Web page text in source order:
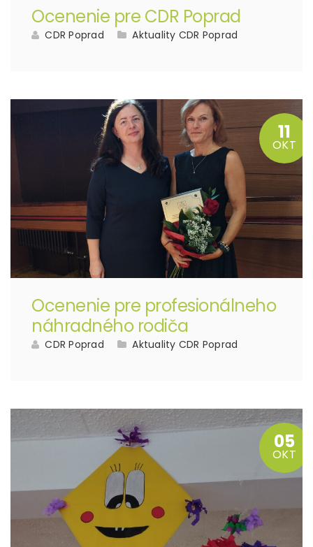
Ocenenie pre CDR Poprad
CDR Poprad Aktuality CDR Poprad
11
OKT
Ocenenie pre profesionálneho
náhradného rodiča
CDR Poprad Aktuality CDR Poprad
05
OKT